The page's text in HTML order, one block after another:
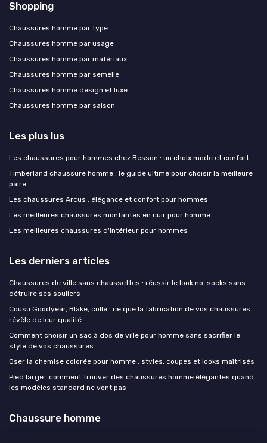
Shopping
Chaussures homme par type
Chaussures homme par usage
Chaussures homme par matériaux
Chaussures homme par semelle
Chaussures homme design et luxe
Chaussures homme par saison
Les plus lus
Les chaussures pour hommes chez Besson : un choix mode et confort
Timberland chaussure homme : le guide ultime pour choisir la meilleure
paire
Les chaussures Arcus : élégance et confort pour hommes
Les meilleures chaussures montantes en cuir pour homme
Les meilleures chaussures d'intérieur pour hommes
Les derniers articles
Chaussures de ville sans chaussettes : réussir le look no-socks sans
détruire ses souliers
Cousu Goodyear, Blake, collé : ce que la fabrication de vos chaussures
révèle de leur qualité
Comment choisir un sac à dos de ville pour homme sans sacrifier le
style de vos chaussures
Oser la chemise colorée pour homme : styles, coupes et looks maîtrisés
Pied large : comment trouver des chaussures homme élégantes quand
les modèles standard ne vont pas
Chaussure homme